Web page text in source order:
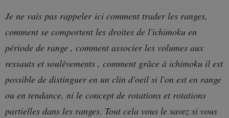
Je ne vais pas rappeler ici comment trader les ranges,
comment se comportent les droites de l'ichimoku en
période de range , comment associer les volumes aux
ressauts et soulèvements , comment grâce à ichimoku il est
possible de distinguer en un clin d'oeil si l'on est en range
ou en tendance, ni le concept de rotations et rotations
partielles dans les ranges. Tout cela vous le savez si vous